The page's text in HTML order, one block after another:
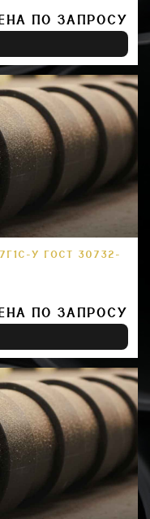
ПО ЗАПРОСУ
У ГОСТ 30732-
ПО ЗАПРОСУ